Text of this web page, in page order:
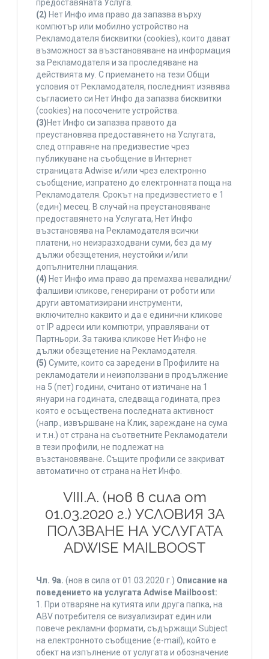
предоставяната Услуга.
(2) Нет Инфо има право да запазва върху
компютър или мобилно устройство на
Рекламодателя бисквитки (cookies), които дават
възможност за възстановяване на информация
за Рекламодателя и за проследяване на
действията му. С приемането на тези Общи
условия от Рекламодателя, последният изявява
съгласието си Нет Инфо да запазва бисквитки
(cookies) на посочените устройства.
(3)Нет Инфо си запазва правото да
преустановява предоставянето на Услугата,
след отправяне на предизвестие чрез
публикуване на съобщение в Интернет
страницата Adwise и/или чрез електронно
съобщение, изпратено до електронната поща на
Рекламодателя. Срокът на предизвестието е 1
(един) месец. В случай на преустановяване
предоставянето на Услугата, Нет Инфо
възстановява на Рекламодателя всички
платени, но неизразходвани суми, без да му
дължи обезщетения, неустойки и/или
допълнителни плащания.
(4) Нет Инфо има право да премахва невалидни/
фалшиви кликове, генерирани от роботи или
други автоматизирани инструменти,
включително каквито и да е единични кликове
от IP адреси или компютри, управлявани от
Партньори. За такива кликове Нет Инфо не
дължи обезщетение на Рекламодателя.
(5) Сумите, които са заредени в Профилите на
рекламодатели и неизползвани в продължение
на 5 (пет) години, считано от изтичане на 1
януари на годината, следваща годината, през
която е осъществена последната активност
(напр., извършване на Клик, зареждане на сума
и т.н.) от страна на съответните Рекламодатели
в тези профили, не подлежат на
възстановяване. Същите профили се закриват
автоматично от страна на Нет Инфо.
VIII.A. (нов в сила от
01.03.2020 г.) УСЛОВИЯ ЗА
ПОЛЗВАНЕ НА УСЛУГАТА
ADWISE MAILBOOST
Чл. 9а. (нов в сила от 01.03.2020 г.) Описание на
поведението на услугата Adwise Mailboost:
1. При отваряне на кутията или друга папка, на
ABV потребителя се визуализират един или
повече рекламни формати, съдържащи Subject
на електронното съобщение (e-mail), който е
обект на изпълнение от услугата и обозначение